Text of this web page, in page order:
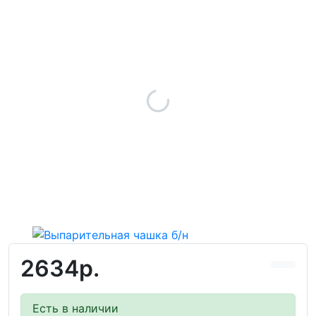
2634р.
Есть в наличии